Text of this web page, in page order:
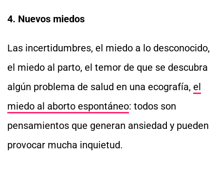
4. Nuevos miedos
Las incertidumbres, el miedo a lo desconocido,
el miedo al parto, el temor de que se descubra
algún problema de salud en una ecografía, el
miedo al aborto espontáneo: todos son
pensamientos que generan ansiedad y pueden
provocar mucha inquietud.